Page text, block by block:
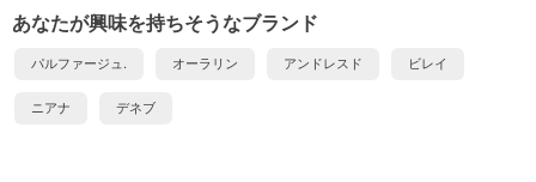
あなたが興味を持ちそうなブランド
パルファージュ. オーラリン アンドレスド ビレイ
ニアナ デネブ